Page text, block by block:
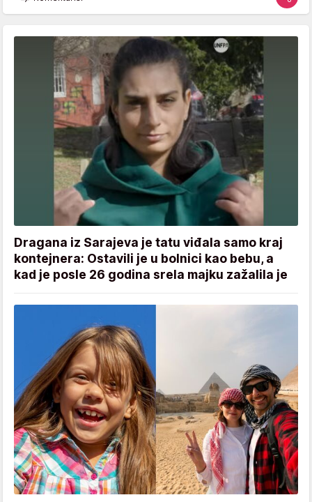
Dragana iz Sarajeva je tatu viđala samo kraj
kontejnera: Ostavili je u bolnici kao bebu, a
kad je posle 26 godina srela majku zažalila je